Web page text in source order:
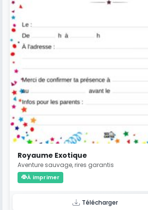
Royaume Exotique
Aventure sauvage, rires garantis
À imprimer
Télécharger